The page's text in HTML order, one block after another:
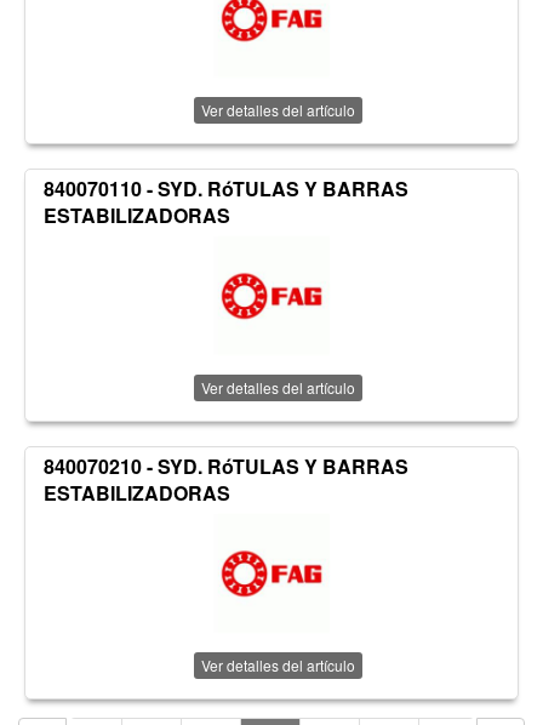
Ver detalles del artículo
840070110 - SYD. RóTULAS Y BARRAS
ESTABILIZADORAS
Ver detalles del artículo
840070210 - SYD. RóTULAS Y BARRAS
ESTABILIZADORAS
Ver detalles del artículo